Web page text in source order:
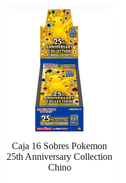
original
39,95 €.
actual
36,95 €.
Caja 16 Sobres Pokemon
25th Anniversary Collection
Chino